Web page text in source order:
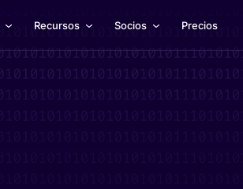
Recursos Socios Precios